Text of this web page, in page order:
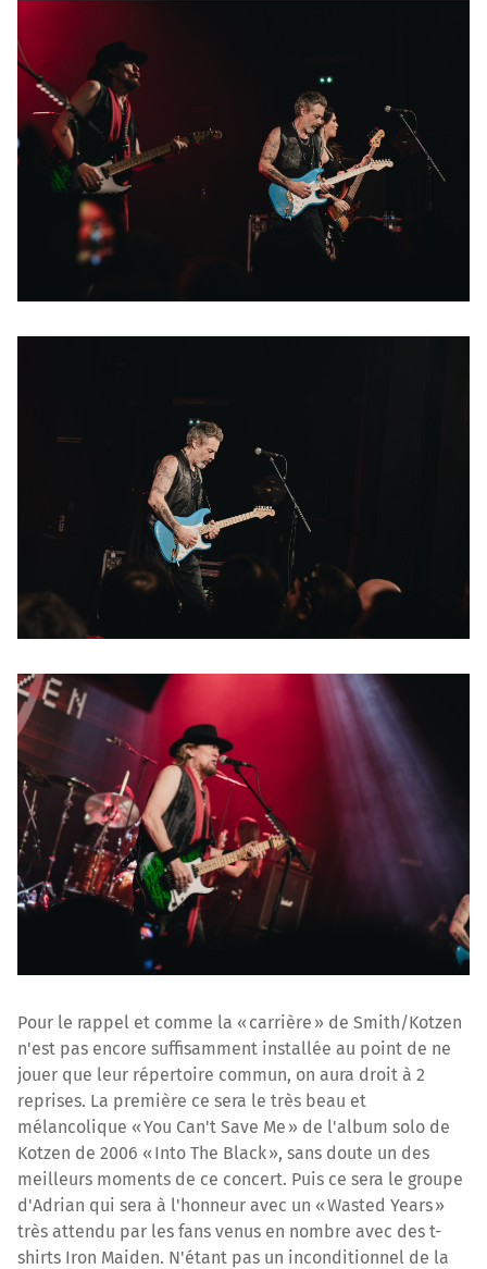
Pour le rappel et comme la « carrière » de Smith/Kotzen
n'est pas encore suffisamment installée au point de ne
jouer que leur répertoire commun, on aura droit à 2
reprises. La première ce sera le très beau et
mélancolique « You Can't Save Me » de l'album solo de
Kotzen de 2006 « Into The Black », sans doute un des
meilleurs moments de ce concert. Puis ce sera le groupe
d'Adrian qui sera à l'honneur avec un « Wasted Years »
très attendu par les fans venus en nombre avec des t-
shirts Iron Maiden. N'étant pas un inconditionnel de la